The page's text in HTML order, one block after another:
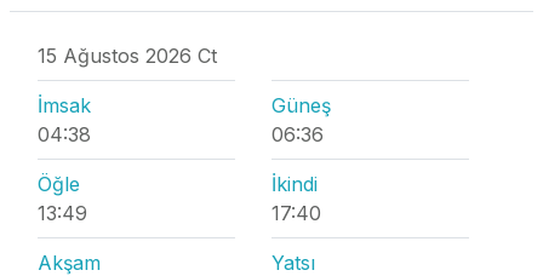
15 Ağustos 2026 Ct
İmsak
04:38
Güneş
06:36
Öğle
13:49
İkindi
17:40
Akşam
Yatsı